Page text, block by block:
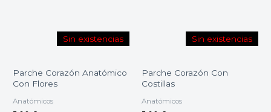
Sin existencias
Parche Corazón Anatómico
Con Flores
Anatómicos
Sin existencias
Parche Corazón Con
Costillas
Anatómicos